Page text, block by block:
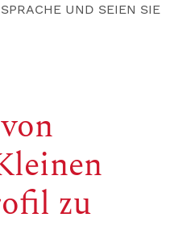
UND SEIEN SIE
zu